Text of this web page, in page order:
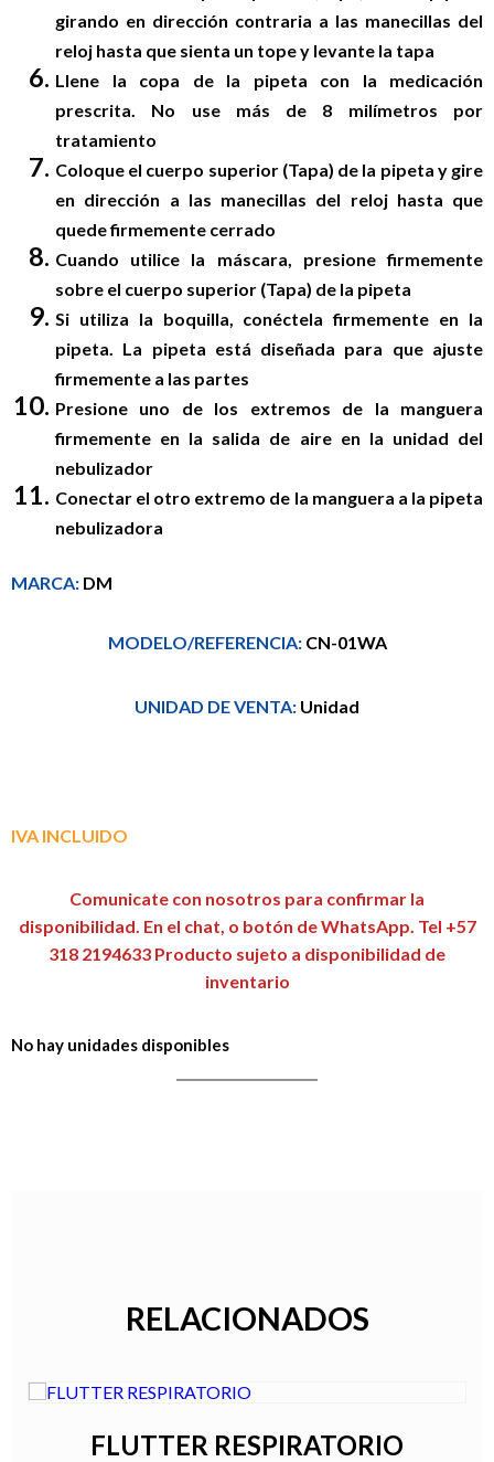
girando en dirección contraria a las manecillas del
reloj hasta que sienta un tope y levante la tapa
Llene la copa de la pipeta con la medicación
prescrita. No use más de 8 milímetros por
tratamiento
Coloque el cuerpo superior (Tapa) de la pipeta y gire
en dirección a las manecillas del reloj hasta que
quede firmemente cerrado
Cuando utilice la máscara, presione firmemente
sobre el cuerpo superior (Tapa) de la pipeta
Si utiliza la boquilla, conéctela firmemente en la
pipeta. La pipeta está diseñada para que ajuste
firmemente a las partes
Presione uno de los extremos de la manguera
firmemente en la salida de aire en la unidad del
nebulizador
Conectar el otro extremo de la manguera a la pipeta
nebulizadora
MARCA: DM
MODELO/REFERENCIA:CN-01WA
UNIDAD DE VENTA: Unidad
IVA INCLUIDO
Comunicate con nosotros para confirmar la
disponibilidad. En el chat, o botón de WhatsApp. Tel +57
318 2194633 Producto sujeto a disponibilidad de
inventario
No hay unidades disponibles
RELACIONADOS
FLUTTER RESPIRATORIO